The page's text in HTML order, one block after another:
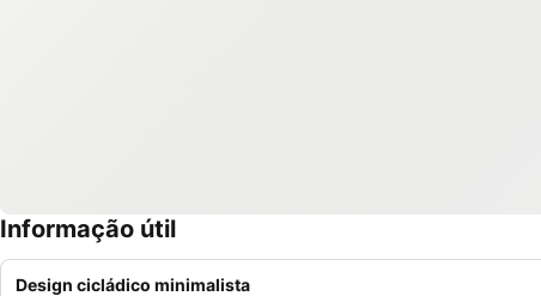
Informação útil
Design cicládico minimalista